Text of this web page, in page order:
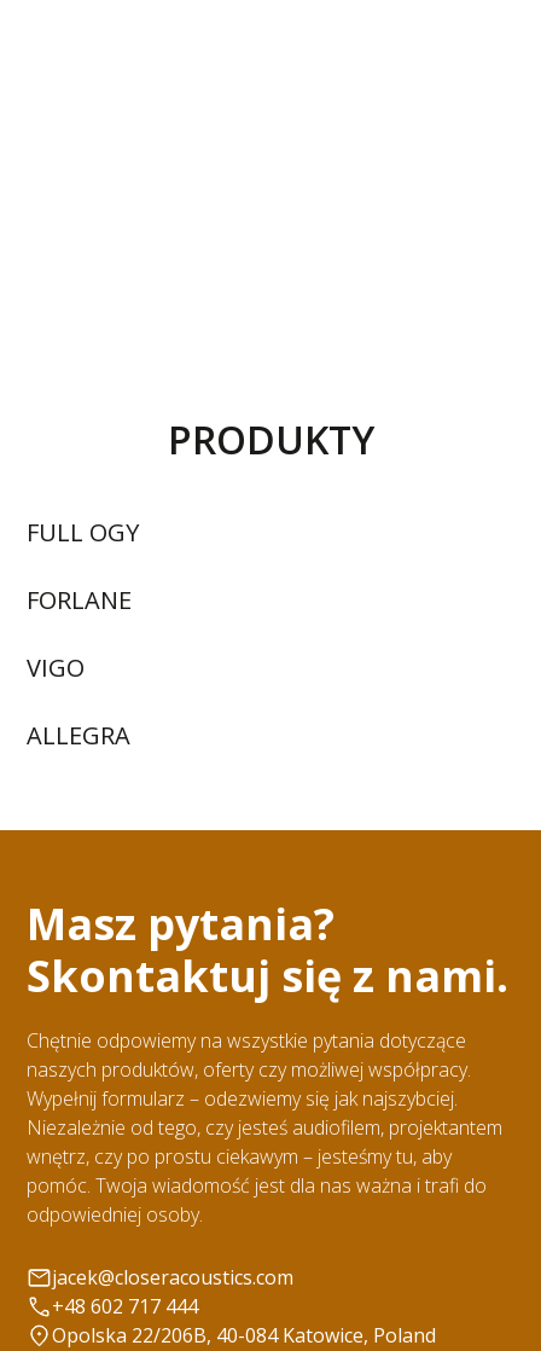
PRODUKTY
FULL OGY
FORLANE
VIGO
ALLEGRA
Masz pytania?
Skontaktuj się z nami.
Chętnie odpowiemy na wszystkie pytania dotyczące
naszych produktów, oferty czy możliwej współpracy.
Wypełnij formularz – odezwiemy się jak najszybciej.
Niezależnie od tego, czy jesteś audiofilem, projektantem
wnętrz, czy po prostu ciekawym – jesteśmy tu, aby
pomóc. Twoja wiadomość jest dla nas ważna i trafi do
odpowiedniej osoby.
jacek@closeracoustics.com
+48 602 717 444
Opolska 22/206B, 40-084 Katowice, Poland